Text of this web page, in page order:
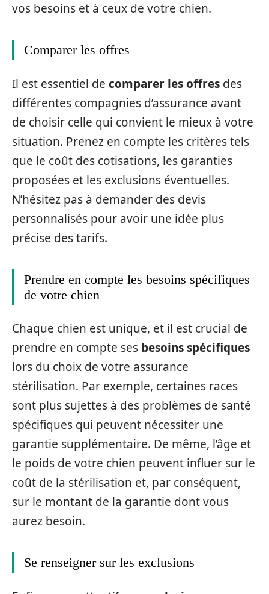
vos besoins et à ceux de votre chien.
Comparer les offres
Il est essentiel de comparer les offres des
différentes compagnies d’assurance avant
de choisir celle qui convient le mieux à votre
situation. Prenez en compte les critères tels
que le coût des cotisations, les garanties
proposées et les exclusions éventuelles.
N’hésitez pas à demander des devis
personnalisés pour avoir une idée plus
précise des tarifs.
Prendre en compte les besoins spécifiques
de votre chien
Chaque chien est unique, et il est crucial de
prendre en compte ses besoins spécifiques
lors du choix de votre assurance
stérilisation. Par exemple, certaines races
sont plus sujettes à des problèmes de santé
spécifiques qui peuvent nécessiter une
garantie supplémentaire. De même, l’âge et
le poids de votre chien peuvent influer sur le
coût de la stérilisation et, par conséquent,
sur le montant de la garantie dont vous
aurez besoin.
Se renseigner sur les exclusions